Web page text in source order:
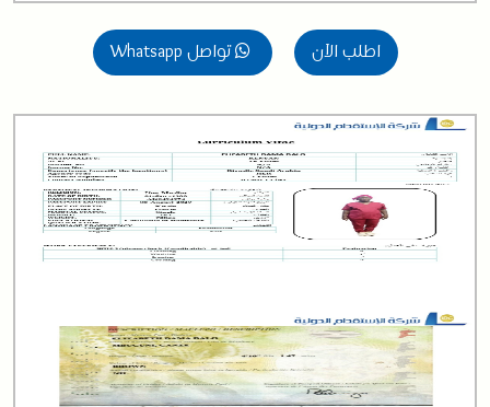
اطلب الآن تواصل Whatsapp